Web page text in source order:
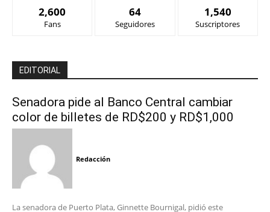
2,600
Fans
64
Seguidores
1,540
Suscriptores
EDITORIAL
Senadora pide al Banco Central cambiar
color de billetes de RD$200 y RD$1,000
Redacción
La senadora de Puerto Plata, Ginnette Bournigal, pidió este